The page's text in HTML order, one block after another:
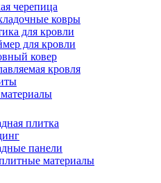
черепица
ковры
для кровли
для кровли
ковер
кровля
плитка
панели
материалы